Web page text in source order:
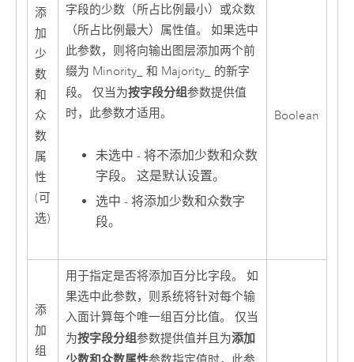
添
加
少
数
和
众
数
属
性
(可
选)
字段的少数（所占比例最小）或众数
（所占比例最大）属性值。 如果选中
此参数，则将向输出图层添加两个前
缀为 Minority_ 和 Majority_ 的新字
段。 仅当为按字段分组参数提供值
时，此参数才适用。
未选中 - 将不添加少数和众数
字段。 这是默认设置。
选中 - 将添加少数和众数字
段。
Boolean
添
加
组
用于指定是否将添加百分比字段。 如
果选中此参数，则系统将针对每个输
入面计算每个唯一组百分比值。 仅当
为按字段分组参数提供值并且为添加